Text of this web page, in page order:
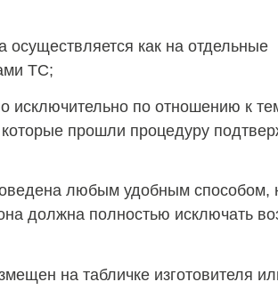
осуществляется как на отдельные
ТС;
исключительно по отношению к
прошли процедуру
любым удобным способом,
должна полностью исключать
на табличке изготовителя